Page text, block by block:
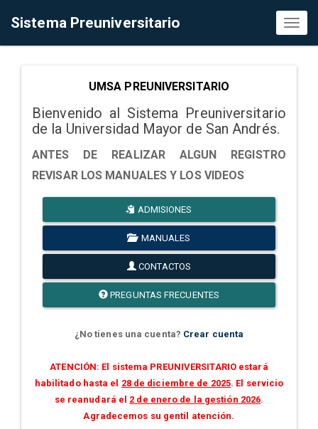
Sistema Preuniversitario
UMSA PREUNIVERSITARIO
Bienvenido al Sistema Preuniversitario
de la Universidad Mayor de San Andrés.
ANTES DE REALIZAR ALGUN REGISTRO
REVISAR LOS MANUALES Y LOS VIDEOS
ADMISIONES
MANUALES
CONTACTOS
PREGUNTAS FRECUENTES
¿No tienes una cuenta? Crear cuenta
ATENCIÓN: El sistema PREUNIVERSITARIO estará
habilitado hasta el 28 de diciembre de 2025. El servicio
se reanudará el 2 de enero de la gestión 2026.
Agradecemos su gentil atención.